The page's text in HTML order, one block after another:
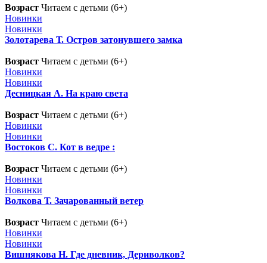
Возраст Читаем с детьми (6+)
Новинки
Новинки
Золотарева Т. Остров затонувшего замка
Возраст Читаем с детьми (6+)
Новинки
Новинки
Десницкая А. На краю света
Возраст Читаем с детьми (6+)
Новинки
Новинки
Востоков С. Кот в ведре :
Возраст Читаем с детьми (6+)
Новинки
Новинки
Волкова Т. Зачарованный ветер
Возраст Читаем с детьми (6+)
Новинки
Новинки
Вишнякова Н. Где дневник, Дериволков?